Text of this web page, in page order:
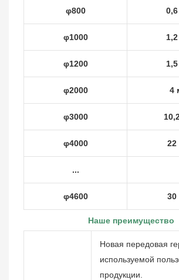
φ800
φ1000
φ1200
φ2000 4
φ3000
φ4000 22
...
φ4600 30
Наше преимущество
Новая передовая
используемой
продукции.